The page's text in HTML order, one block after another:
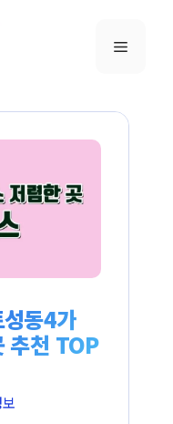
메뉴
동4가
추천 TOP